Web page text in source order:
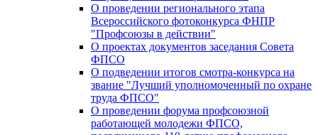
О проведении регионального этапа
Всероссийского фотоконкурса ФНПР
"Профсоюзы в действии"
О проектах документов заседания Совета
ФПСО
О подведении итогов смотра-конкурса на
звание "Лучший уполномоченный по охране
труда ФПСО"
О проведении форума профсоюзной
работающей молодежи ФПСО,